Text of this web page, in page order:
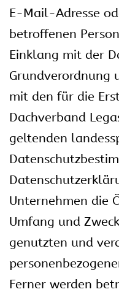
E-Mail-Adresse
betroffenen
Einklang mit der
Grundverordnung
mit den für die
Dachverband
geltenden
Unternehmen die
Umfang und
genutzten und
Ferner werden